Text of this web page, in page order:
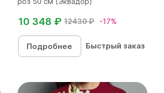
12430 ₽ -17%
10 348 ₽
Подробнее Быстрый заказ